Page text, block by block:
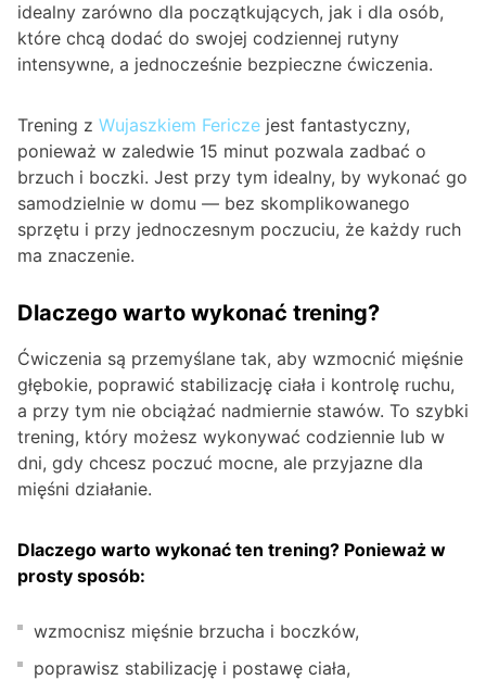
idealny zarówno dla początkujących, jak i dla osób,
które chcą dodać do swojej codziennej rutyny
intensywne, a jednocześnie bezpieczne ćwiczenia.
Trening z Wujaszkiem Fericze jest fantastyczny,
ponieważ w zaledwie 15 minut pozwala zadbać o
brzuch i boczki. Jest przy tym idealny, by wykonać go
samodzielnie w domu — bez skomplikowanego
sprzętu i przy jednoczesnym poczuciu, że każdy ruch
ma znaczenie.
Dlaczego warto wykonać trening?
Ćwiczenia są przemyślane tak, aby wzmocnić mięśnie
głębokie, poprawić stabilizację ciała i kontrolę ruchu,
a przy tym nie obciążać nadmiernie stawów. To szybki
trening, który możesz wykonywać codziennie lub w
dni, gdy chcesz poczuć mocne, ale przyjazne dla
mięśni działanie.
Dlaczego warto wykonać ten trening? Ponieważ w
prosty sposób:
wzmocnisz mięśnie brzucha i boczków,
poprawisz stabilizację i postawę ciała,